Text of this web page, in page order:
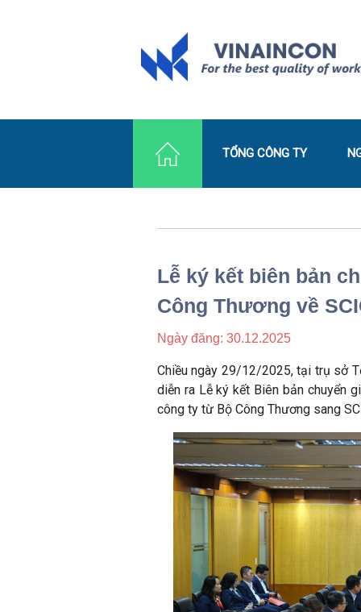
TỔNG CÔNG TY
Lễ ký kết biên bản
Công Thương về
Ngày đăng: 30.12.2025
Chiều ngày 29/12/2025, tại trụ sở
diễn ra Lễ ký kết Biên bản chuyển
công ty từ Bộ Công Thương sang